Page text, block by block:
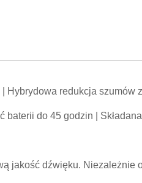
redukcja szumów
baterii do 45 godzin |
jakość dźwięku. Niezależnie